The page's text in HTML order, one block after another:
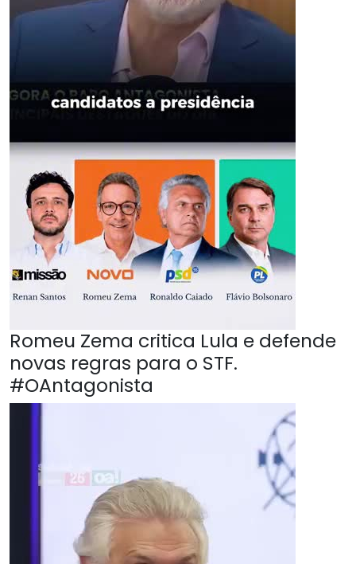
Romeu Zema critica Lula e defende
novas regras para o STF.
#OAntagonista